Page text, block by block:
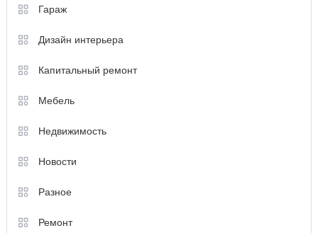
Гараж
Дизайн интерьера
Капитальный ремонт
Мебель
Недвижимость
Новости
Разное
Ремонт